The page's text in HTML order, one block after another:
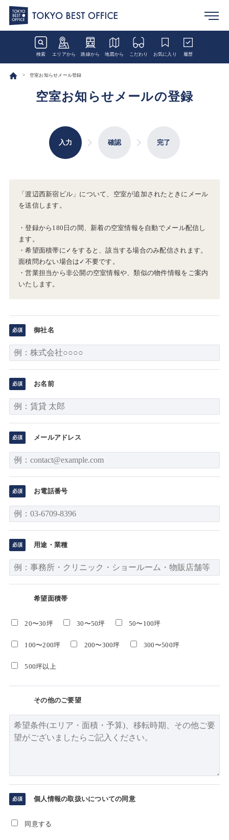
検索 エリアから 路線から 地図から こだわり お気に入り 履歴
空室お知らせメール登録
空室お知らせメールの登録
入力 確認 完了
「渡辺西新宿ビル」について、空室が追加されたときにメール
を送信します。
・登録から180日の間、新着の空室情報を自動でメール配信し
ます。
・希望面積帯に✓をすると、該当する場合のみ配信されます。
面積問わない場合は✓不要です。
・営業担当から非公開の空室情報や、類似の物件情報をご案内
いたします。
御社名
お名前
メールアドレス
お電話番号
用途・業種
希望面積帯
20〜30坪 30〜50坪 50〜100坪
100〜200坪 200〜300坪 300〜500坪
500坪以上
その他のご要望
個人情報の取扱いについての同意
同意する